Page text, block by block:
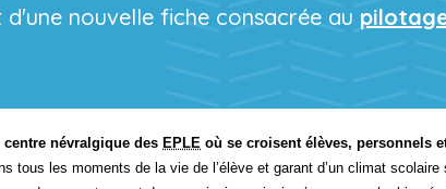
nouvelle fiche consacrée au
névralgique des EPLE où se croisent élèves, personnels
tous les moments de la vie de l’élève et garant d’un climat